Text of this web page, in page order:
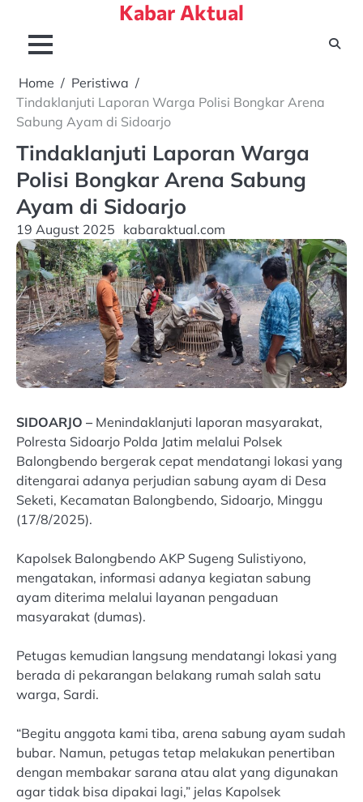
content
Kabar Aktual
Home
Peristiwa
Tindaklanjuti Laporan Warga Polisi Bongkar Arena
Sabung Ayam di Sidoarjo
Tindaklanjuti Laporan Warga
Polisi Bongkar Arena Sabung
Ayam di Sidoarjo
19 August 2025 kabaraktual.com
SIDOARJO –Menindaklanjuti laporan masyarakat,
Polresta Sidoarjo Polda Jatim melalui Polsek
Balongbendo bergerak cepat mendatangi lokasi yang
ditengarai adanya perjudian sabung ayam di Desa
Seketi, Kecamatan Balongbendo, Sidoarjo, Minggu
(17/8/2025).
Kapolsek Balongbendo AKP Sugeng Sulistiyono,
mengatakan, informasi adanya kegiatan sabung
ayam diterima melalui layanan pengaduan
masyarakat (dumas).
Petugas kemudian langsung mendatangi lokasi yang
berada di pekarangan belakang rumah salah satu
warga, Sardi.
“Begitu anggota kami tiba, arena sabung ayam sudah
bubar. Namun, petugas tetap melakukan penertiban
dengan membakar sarana atau alat yang digunakan
agar tidak bisa dipakai lagi,” jelas Kapolsek